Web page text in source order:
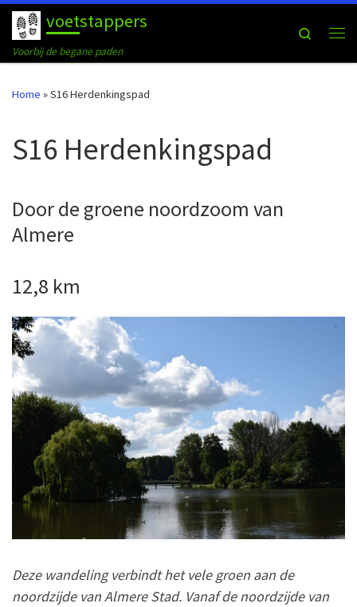
Ga naar inhoud
voetstappers
Voorbij de begane paden
Search
Home »S16 Herdenkingspad
S16 Herdenkingspad
Door de groene noordzoom van
Almere
12,8 km
Deze wandeling verbindt het vele groen aan de
noordzijde van Almere Stad. Vanaf de noordzijde van